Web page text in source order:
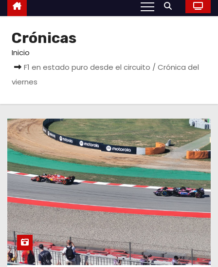
Crónicas
Inicio
F1 en estado puro desde el circuito / Crónica del
viernes